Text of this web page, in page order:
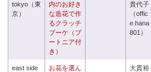
tokyo（東
京）
内のお好き
な造花で作
るクラッチ
ブーケ（ブ
ートニア付
き）
貴代子
（offic
e hana
801）
east side
お花を選ん
大貫裕